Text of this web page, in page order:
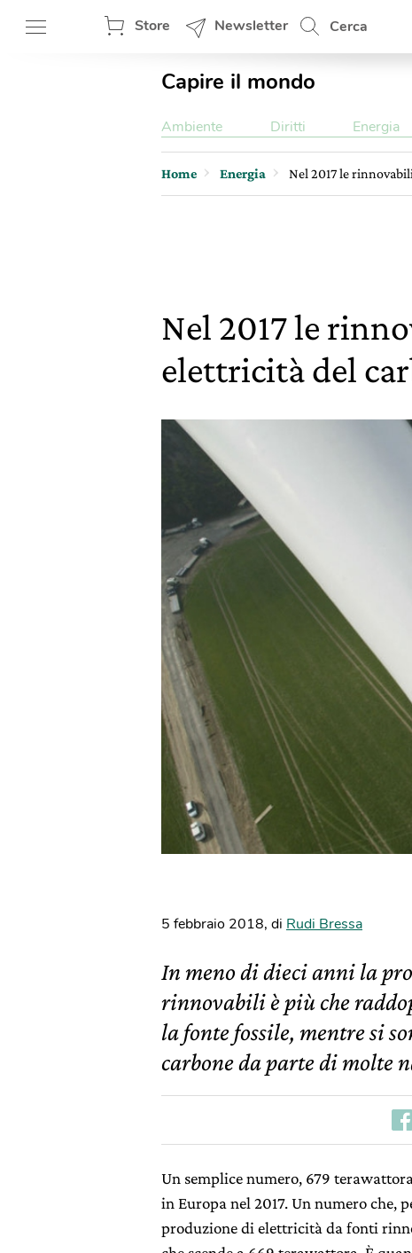
Store Newsletter Cerca
Capire il mondo
Ambiente Diritti Energia
Home Energia Nel 2017 le
Nel 2017 le
elettricità del
5 febbraio 2018, di Rudi Bressa
In meno di dieci anni la
rinnovabili è più che
la fonte fossile, mentre si
carbone da parte di molte
Un semplice numero, 679
in Europa nel 2017. Un numero che,
produzione di elettricità da fonti